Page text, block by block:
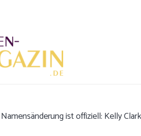
Namensänderung ist offiziell: Kelly